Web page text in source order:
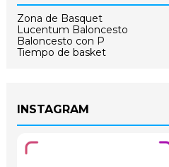
Zona de Basquet
Lucentum Baloncesto
Baloncesto con P
Tiempo de basket
INSTAGRAM